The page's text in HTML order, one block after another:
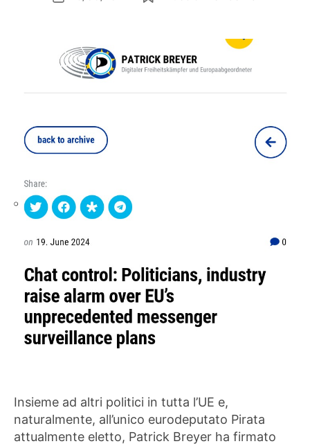
Insieme ad altri politici in tutta l’UE e,
naturalmente, all’unico eurodeputato Pirata
attualmente eletto, Patrick Breyer ha firmato